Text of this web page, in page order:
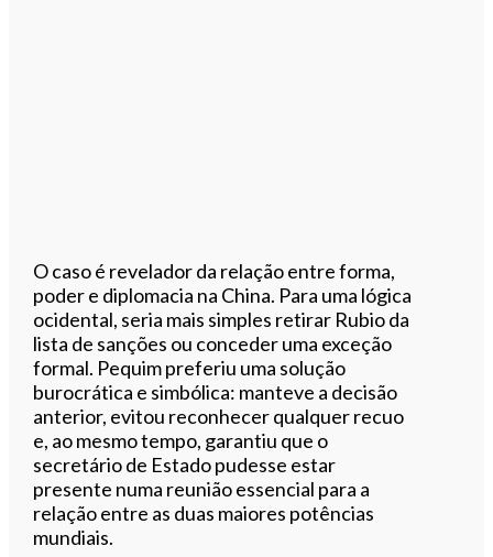
O caso é revelador da relação entre forma,
poder e diplomacia na China. Para uma lógica
ocidental, seria mais simples retirar Rubio da
lista de sanções ou conceder uma exceção
formal. Pequim preferiu uma solução
burocrática e simbólica: manteve a decisão
anterior, evitou reconhecer qualquer recuo
e, ao mesmo tempo, garantiu que o
secretário de Estado pudesse estar
presente numa reunião essencial para a
relação entre as duas maiores potências
mundiais.